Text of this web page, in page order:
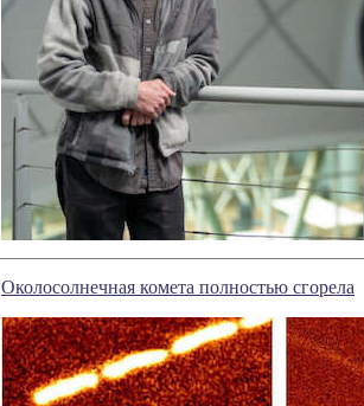
Околосолнечная комета полностью сгорела